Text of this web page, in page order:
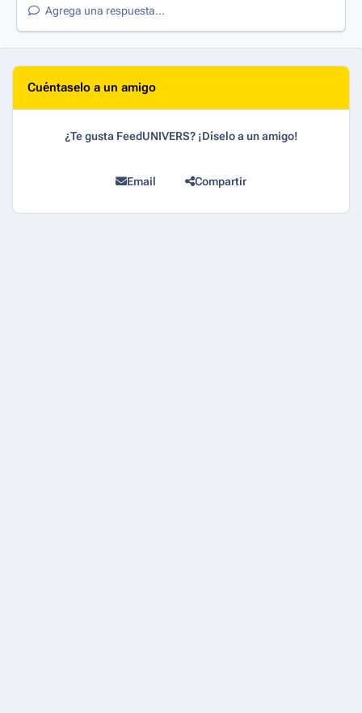
Agrega una respuesta...
Cuéntaselo a un amigo
¿Te gusta FeedUNIVERS? ¡Díselo a un amigo!
Email Compartir